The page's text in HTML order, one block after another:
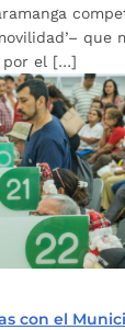
que
por el […]
con el